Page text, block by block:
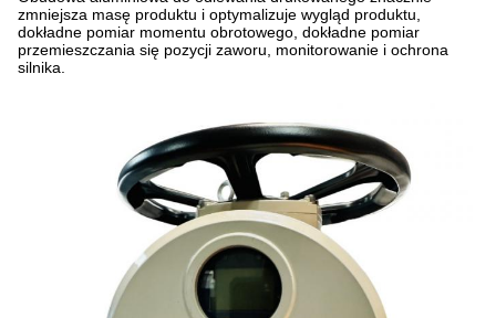
zmniejsza masę produktu i optymalizuje wygląd produktu,
dokładne pomiar momentu obrotowego, dokładne pomiar
przemieszczania się pozycji zaworu, monitorowanie i ochrona
silnika.